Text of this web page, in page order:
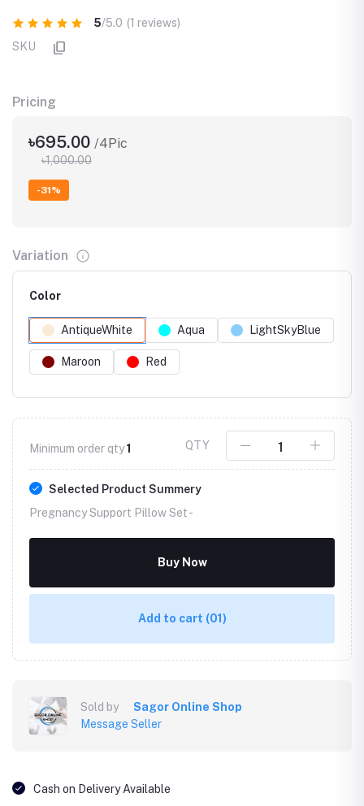
5/5.0 (1 reviews)
SKU
Pricing
৳695.00 /4Pic
৳1,000.00
-31%
Variation
Color
AntiqueWhite Aqua LightSkyBlue
Maroon Red
Minimum order qty1 QTY
Selected Product Summery
Pregnancy Support Pillow Set -
Buy Now
Add to cart (01)
Sold by
Sagor Online Shop
Message Seller
Cash on Delivery Available